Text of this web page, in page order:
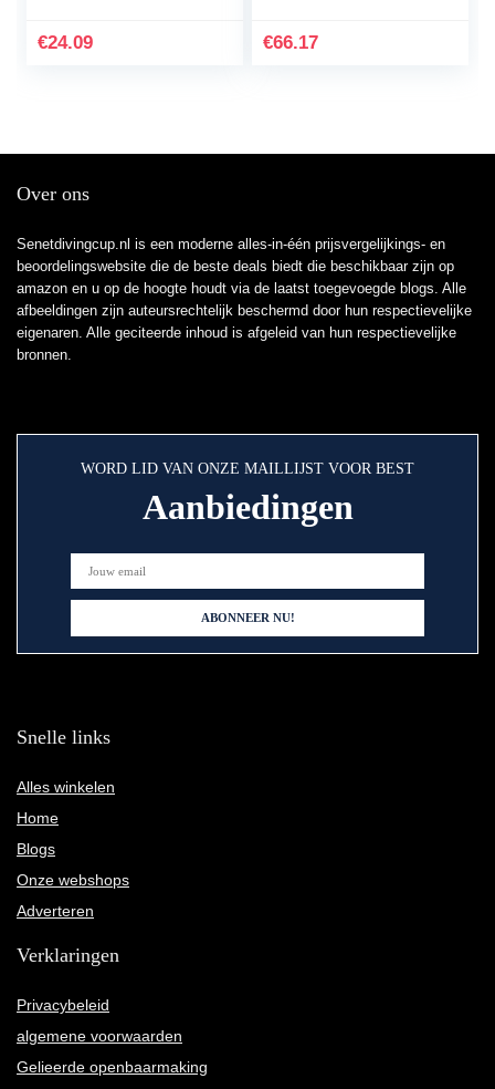
E Klasse W213 2016
€24.09 €66.17
Over ons
Senetdivingcup.nl is een moderne alles-in-één prijsvergelijkings- en
beoordelingswebsite die de beste deals biedt die beschikbaar zijn op
amazon en u op de hoogte houdt via de laatst toegevoegde blogs. Alle
afbeeldingen zijn auteursrechtelijk beschermd door hun respectievelijke
eigenaren. Alle geciteerde inhoud is afgeleid van hun respectievelijke
bronnen.
WORD LID VAN ONZE MAILLIJST VOOR BEST
Aanbiedingen
Snelle links
Alles winkelen
Home
Blogs
Onze webshops
Adverteren
Verklaringen
Privacybeleid
algemene voorwaarden
Gelieerde openbaarmaking